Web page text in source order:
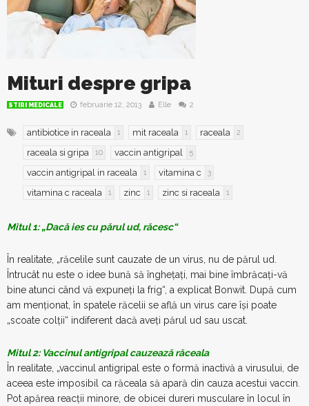
Mituri despre gripa
STIRI MEDICALE februarie 12, 2013 Elle 2
antibiotice in raceala 1 mit raceala 1 raceala 2
raceala si gripa 10 vaccin antigripal 5
vaccin antigripal in raceala 1 vitamina c 3
vitamina c raceala 1 zinc 1 zinc si raceala 1
Mitul 1: „Dacă ies cu părul ud, răcesc“
În realitate, „răcelile sunt cauzate de un virus, nu de părul ud.
Întrucât nu este o idee bună să îngheţaţi, mai bine îmbrăcaţi-vă
bine atunci când vă expuneţi la frig“, a explicat Bonwit. După cum
am menţionat, în spatele răcelii se află un virus care îşi poate
„scoate colţii“ indiferent dacă aveţi părul ud sau uscat.
Mitul 2: Vaccinul antigripal cauzează răceala
În realitate, „vaccinul antigripal este o formă inactivă a virusului, de
aceea este imposibil ca răceala să apară din cauza acestui vaccin.
Pot apărea reacţii minore, de obicei dureri musculare în locul în